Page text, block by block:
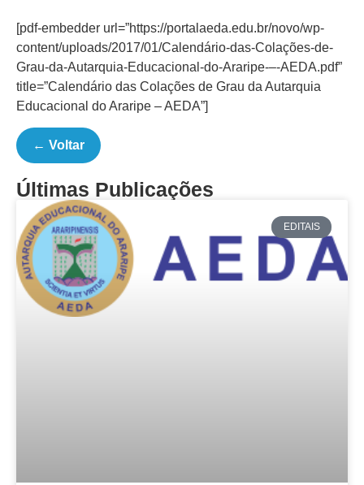
[pdf-embedder url=”https://portalaeda.edu.br/novo/wp-
content/uploads/2017/01/Calendário-das-Colações-de-
Grau-da-Autarquia-Educacional-do-Araripe-–-AEDA.pdf”
title=”Calendário das Colações de Grau da Autarquia
Educacional do Araripe – AEDA”]
← Voltar
Últimas Publicações
EDITAIS